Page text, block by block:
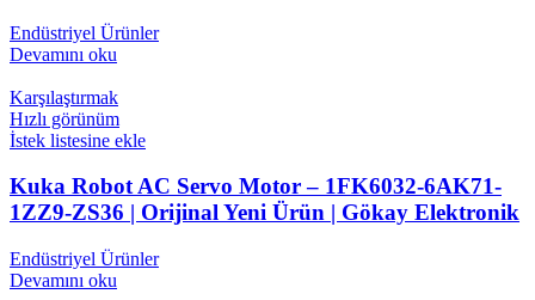
Endüstriyel Ürünler
Devamını oku
Karşılaştırmak
Hızlı görünüm
İstek listesine ekle
Kuka Robot AC Servo Motor – 1FK6032-6AK71-
1ZZ9-ZS36 | Orijinal Yeni Ürün | Gökay Elektronik
Endüstriyel Ürünler
Devamını oku